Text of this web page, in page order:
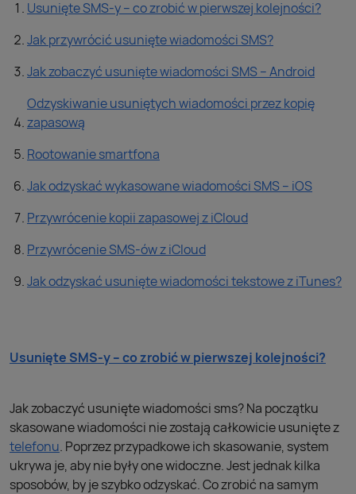
Usunięte SMS-y – co zrobić w pierwszej kolejności?
Jak przywrócić usunięte wiadomości SMS?
Jak zobaczyć usunięte wiadomości SMS – Android
Odzyskiwanie usuniętych wiadomości przez kopię
zapasową
Rootowanie smartfona
Jak odzyskać wykasowane wiadomości SMS – iOS
Przywrócenie kopii zapasowej z iCloud
Przywrócenie SMS-ów z iCloud
Jak odzyskać usunięte wiadomości tekstowe z iTunes?
Usunięte SMS-y – co zrobić w pierwszej kolejności?
Jak zobaczyć usunięte wiadomości sms? Na początku
skasowane wiadomości nie zostają całkowicie usunięte z
telefonu. Poprzez przypadkowe ich skasowanie, system
ukrywa je, aby nie były one widoczne. Jest jednak kilka
sposobów, by je szybko odzyskać. Co zrobić na samym